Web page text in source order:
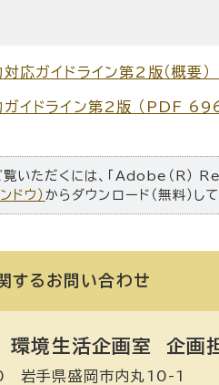
応ガイドライン第2版（概要
ガイドライン第2版 （PDF
いただくには、「Adobe（R）
ドウ） からダウンロード（無料）し
する お問い合わせ
境生活企画室 企画
手県盛岡市内丸10-1